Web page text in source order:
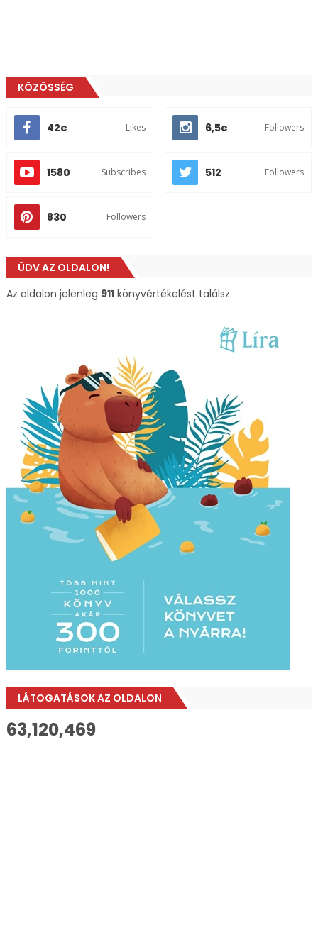
KÖZÖSSÉG
42e Likes 6,5e Followers
1580 Subscribes 512 Followers
830 Followers
ÜDV AZ OLDALON!
Az oldalon jelenleg 911könyvértékelést találsz.
LÁTOGATÁSOK AZ OLDALON
63,120,469